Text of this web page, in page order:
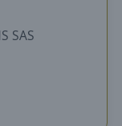
SAS